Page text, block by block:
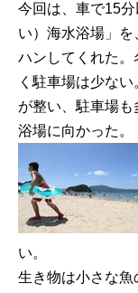
今回は、車で15
い）海水浴場」
ハンしてくれた
く駐車場は少な
が整い、駐車場
浴場に向かった。
い。
生き物は小さな